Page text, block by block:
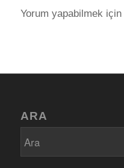
Yorum yapabilmek için
ARA